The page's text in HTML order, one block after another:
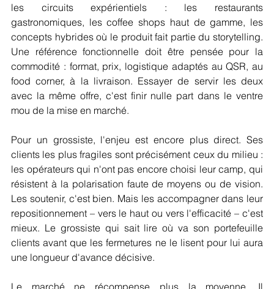
les circuits expérientiels : les restaurants
gastronomiques, les coffee shops haut de gamme, les
concepts hybrides où le produit fait partie du storytelling.
Une référence fonctionnelle doit être pensée pour la
commodité : format, prix, logistique adaptés au QSR, au
food corner, à la livraison. Essayer de servir les deux
avec la même offre, c'est finir nulle part dans le ventre
mou de la mise en marché.
Pour un grossiste, l'enjeu est encore plus direct. Ses
clients les plus fragiles sont précisément ceux du milieu :
les opérateurs qui n'ont pas encore choisi leur camp, qui
résistent à la polarisation faute de moyens ou de vision.
Les soutenir, c'est bien. Mais les accompagner dans leur
repositionnement – vers le haut ou vers l'efficacité – c'est
mieux. Le grossiste qui sait lire où va son portefeuille
clients avant que les fermetures ne le lisent pour lui aura
une longueur d'avance décisive.
Le marché ne récompense plus la moyenne. Il